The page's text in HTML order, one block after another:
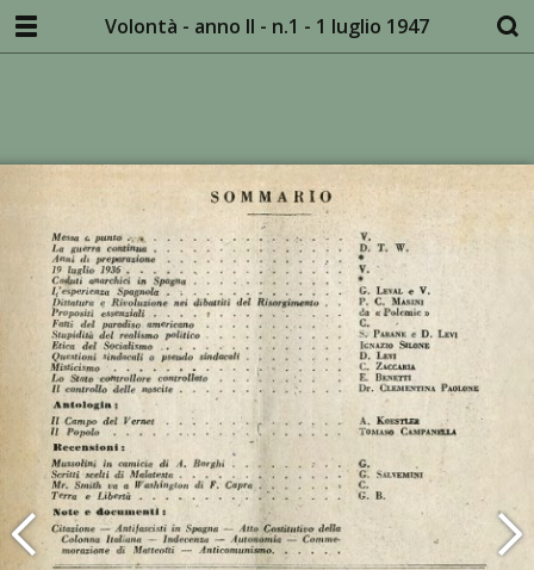
Volontà - anno II - n.1 - 1 luglio 1947